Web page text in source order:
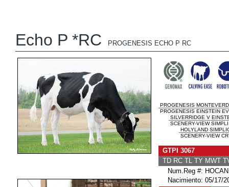
Echo P *RC PROGENESIS ECHO P RC
PROGENESIS
PROGENESIS EINSTEIN
SILVERRIDGE V
SCENERY-VIEW
HOLYLAND
SCENERY-VIEW
GTPI 3067
TD RC TL TY MWT
Num.Reg #:
Nacimiento: 05/17/